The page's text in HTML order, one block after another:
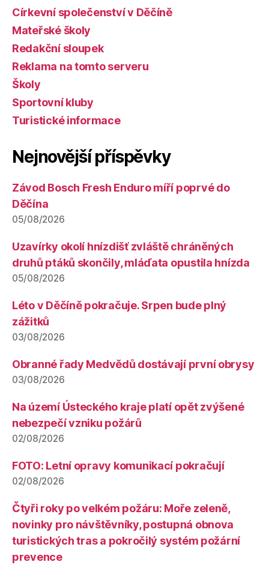
Církevní společenství v Děčíně
Mateřské školy
Redakční sloupek
Reklama na tomto serveru
Školy
Sportovní kluby
Turistické informace
Nejnovější příspěvky
Závod Bosch Fresh Enduro míří poprvé do
Děčína
05/08/2026
Uzavírky okolí hnízdišť zvláště chráněných
druhů ptáků skončily, mláďata opustila hnízda
05/08/2026
Léto v Děčíně pokračuje. Srpen bude plný
zážitků
03/08/2026
Obranné řady Medvědů dostávají první obrysy
03/08/2026
Na území Ústeckého kraje platí opět zvýšené
nebezpečí vzniku požárů
02/08/2026
FOTO: Letní opravy komunikací pokračují
02/08/2026
Čtyři roky po velkém požáru: Moře zeleně,
novinky pro návštěvníky, postupná obnova
turistických tras a pokročilý systém požární
prevence